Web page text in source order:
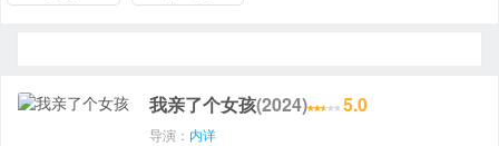
我亲了个女孩(2024) 5.0
导演： 内详